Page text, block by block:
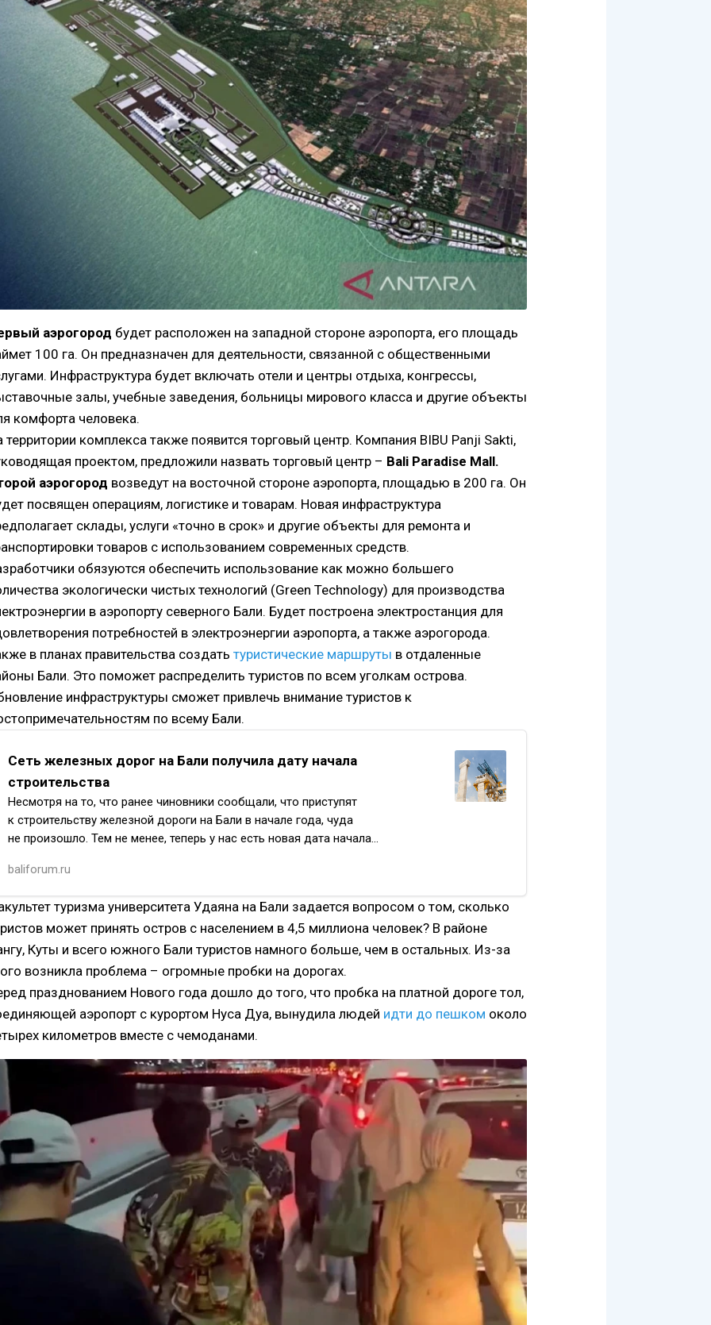
аэрогород будет расположен на западной стороне аэропорта, его площадь
100 га. Он предназначен для деятельности, связанной с общественными
Инфраструктура будет включать отели и центры отдыха, конгрессы,
залы, учебные заведения, больницы мирового класса и другие объекты
комфорта человека.
территории комплекса также появится торговый центр. Компания BIBU Panji Sakti,
проектом, предложили назвать торговый центр – Bali Paradise Mall.
аэрогород возведут на восточной стороне аэропорта, площадью в 200 га. Он
посвящен операциям, логистике и товарам. Новая инфраструктура
склады, услуги «точно в срок» и другие объекты для ремонта и
товаров с использованием современных средств.
обязуются обеспечить использование как можно большего
экологически чистых технологий (Green Technology) для производства
в аэропорту северного Бали. Будет построена электростанция для
потребностей в электроэнергии аэропорта, а также аэрогорода.
в планах правительства создать туристические маршруты в отдаленные
Бали. Это поможет распределить туристов по всем уголкам острова.
инфраструктуры сможет привлечь внимание туристов к
по всему Бали.
Сеть железных дорог на Бали получила дату начала
строительства
Несмотря на то, что ранее чиновники сообщали, что приступят
к строительству железной дороги на Бали в начале года, чуда
не произошло. Тем не менее, теперь у нас есть новая дата начала
baliforum.ru
туризма университета Удаяна на Бали задается вопросом о том, сколько
может принять остров с населением в 4,5 миллиона человек? В районе
Куты и всего южного Бали туристов намного больше, чем в остальных. Из-за
возникла проблема – огромные пробки на дорогах.
празднованием Нового года дошло до того, что пробка на платной дороге тол,
аэропорт с курортом Нуса Дуа, вынудила людей идти до пешком около
километров вместе с чемоданами.